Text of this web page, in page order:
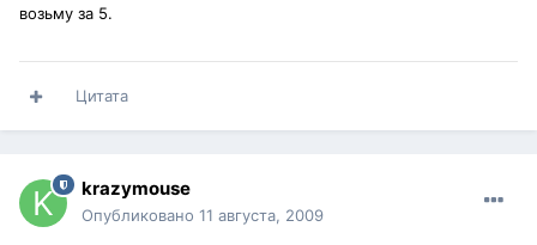
возьму за 5.
Цитата
krazymouse
Опубликовано 11 августа, 2009